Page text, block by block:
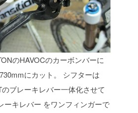
のHAVOCのカーボンバーに
にカット。
シフターは
ブレーキレバー一体化させて
ーキレバー をワンフィンガーで